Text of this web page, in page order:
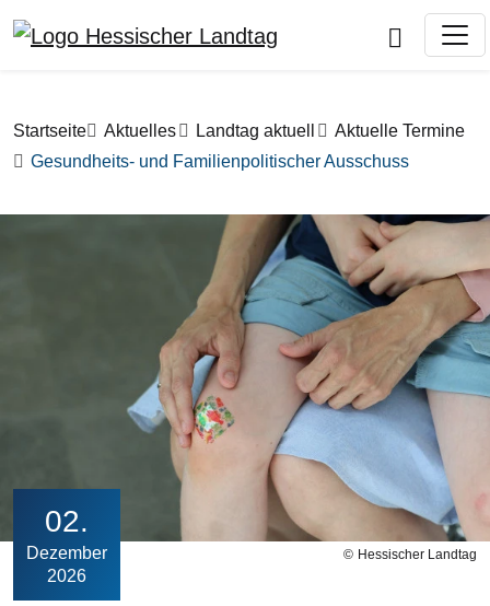
Pfadnavigation
Startseite Aktuelles Landtag aktuell
Aktuelle Termine
Gesundheits- und Familienpolitischer Ausschuss
Hessischer Landtag
02
Dezember
2026